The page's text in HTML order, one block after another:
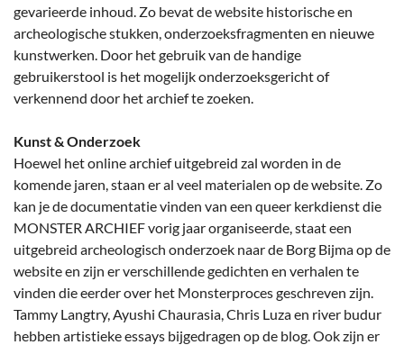
gevarieerde inhoud. Zo bevat de website historische en
archeologische stukken, onderzoeksfragmenten en nieuwe
kunstwerken. Door het gebruik van de handige
gebruikerstool is het mogelijk onderzoeksgericht of
verkennend door het archief te zoeken.
Kunst & Onderzoek
Hoewel het online archief uitgebreid zal worden in de
komende jaren, staan er al veel materialen op de website. Zo
kan je de documentatie vinden van een queer kerkdienst die
MONSTER ARCHIEF vorig jaar organiseerde, staat een
uitgebreid archeologisch onderzoek naar de Borg Bijma op de
website en zijn er verschillende gedichten en verhalen te
vinden die eerder over het Monsterproces geschreven zijn.
Tammy Langtry, Ayushi Chaurasia, Chris Luza en river budur
hebben artistieke essays bijgedragen op de blog. Ook zijn er